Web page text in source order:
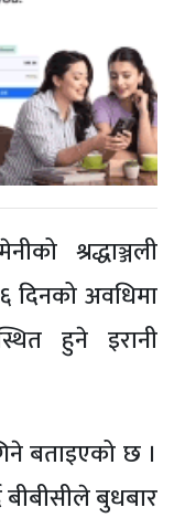
श्रद्धाञ्जली
दिनको अवधिमा
हुने इरानी
बताइएको छ ।
बीबीसीले बुधबार